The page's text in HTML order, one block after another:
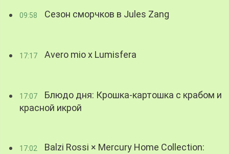
09:58 Сезон сморчков в Jules Zang
17:17 Avero mio x Lumisfera
17:07
Блюдо дня: Крошка-картошка с крабом и
красной икрой
17:02
Balzi Rossi × Mercury Home Collection: